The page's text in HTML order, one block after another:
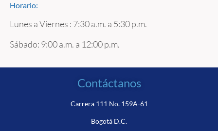
Horario:
Lunes a Viernes : 7:30 a.m. a 5:30 p.m.
Sábado: 9:00 a.m. a 12:00 p.m.
Contáctanos
Carrera 111 No. 159A-61
Bogotá D.C.